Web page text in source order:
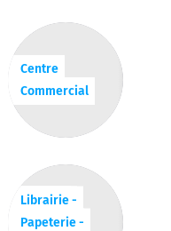
Centre
Commercial
Librairie -
Papeterie -